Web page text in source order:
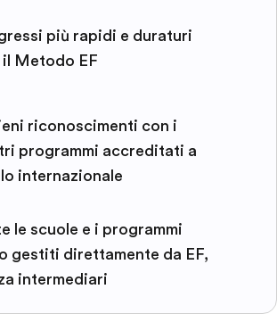
più rapidi e duraturi
il Metodo EF
riconoscimenti con i
programmi accreditati a
internazionale
le scuole e i programmi
gestiti direttamente da EF,
intermediari